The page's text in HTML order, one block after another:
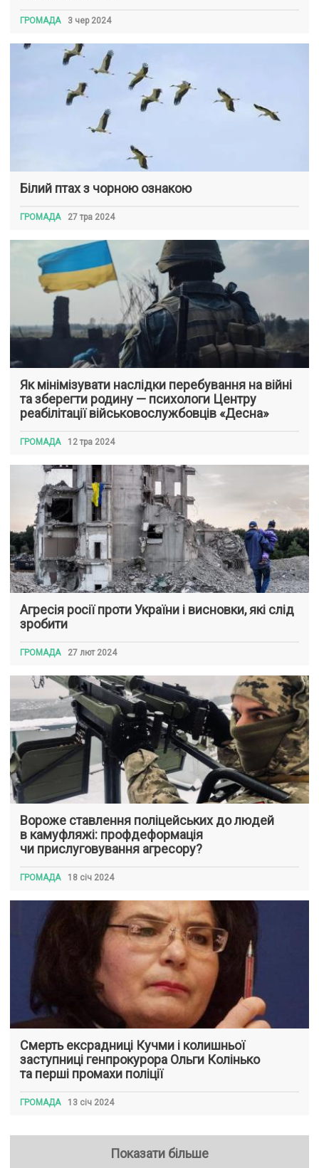
ГРОМАДА 3 чер 2024
Білий птах з чорною ознакою
ГРОМАДА 27 тра 2024
Як мінімізувати наслідки перебування на війні
та зберегти родину — психологи Центру
реабілітації військовослужбовців «Десна»
ГРОМАДА 12 тра 2024
Агресія росії проти України і висновки, які слід
зробити
ГРОМАДА 27 лют 2024
Вороже ставлення поліцейських до людей
в камуфляжі: профдеформація
чи прислуговування агресору?
ГРОМАДА 18 січ 2024
Смерть ексрадниці Кучми і колишньої
заступниці генпрокурора Ольги Колінько
та перші промахи поліції
ГРОМАДА 13 січ 2024
Показати більше